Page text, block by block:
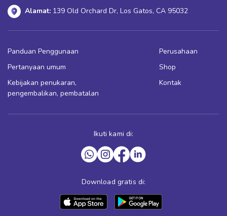
Alamat: 139 Old Orchard Dr, Los Gatos, CA 95032
Panduan Penggunaan
Pertanyaan umum
Kebijakan penukaran,
pengembalikan, pembatalan
Perusahaan
Shop
Kontak
Ikuti kami di:
Download gratis di: